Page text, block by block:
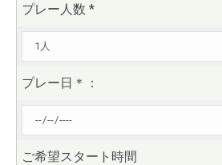
プレー人数 *
プレー日 ＊ ：
ご希望スタート時間